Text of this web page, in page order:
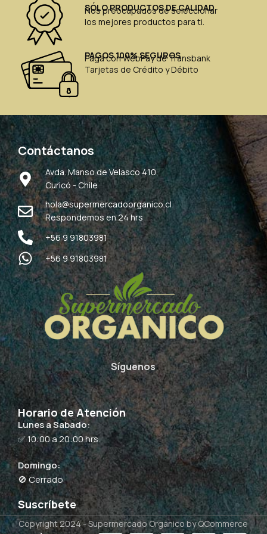
SÓLO PRODUCTOS DE CALIDAD
Nos preocupados de seleccionar
los mejores productos para ti.
PAGOS 100% SEGUROS
Paga con WebPay de Transbank
Tarjetas de Crédito y Débito
Contáctanos
Avda. Manso de Velasco 410,
Curicó - Chile
hola@supermercadoorganico.cl
Respondemos en 24 hrs
+56 9 91803981
+56 9 91803981
Síguenos
Horario de Atención
Lunes a Sabado:
✅ 10:00 a 20:00 hrs.
Domingo:
🚫 Cerrado
Suscríbete
Copyright 2024 -Supermercado Orgánico by QCommerce